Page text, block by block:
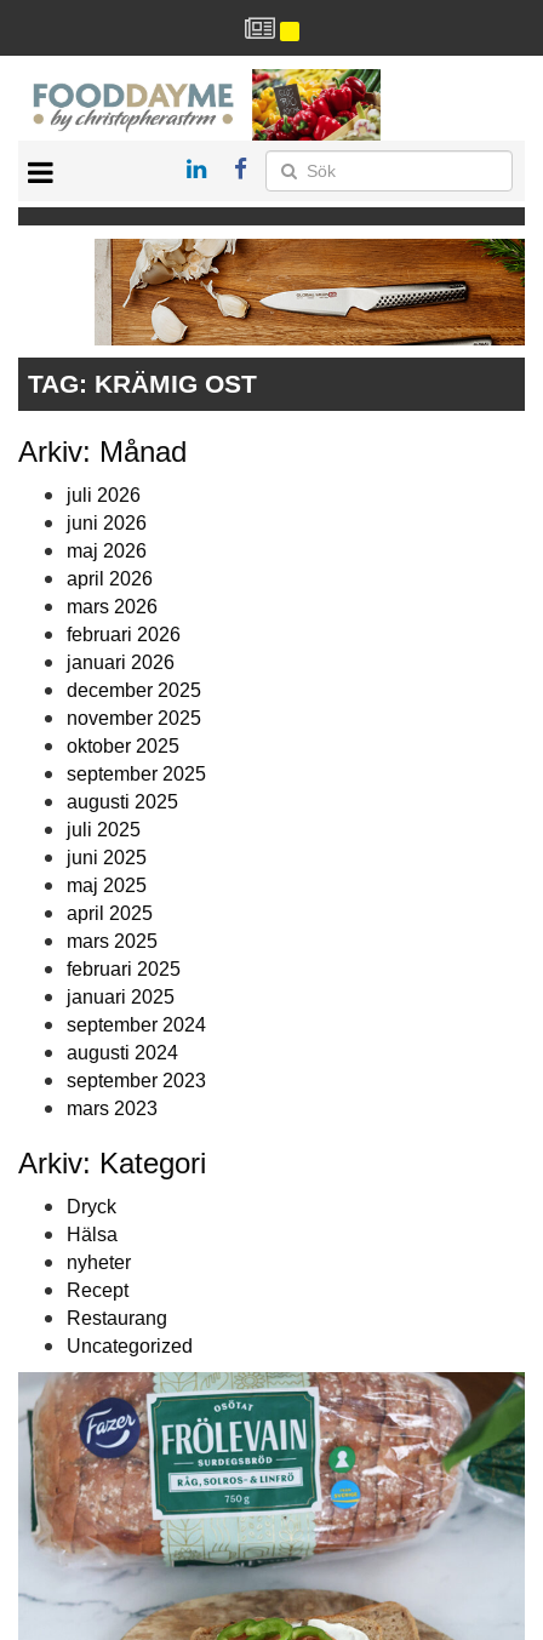
RECEPT
RESTAURANG
TAG: KRÄMIG OST
Arkiv: Månad
juli 2026
juni 2026
maj 2026
april 2026
mars 2026
februari 2026
januari 2026
december 2025
november 2025
oktober 2025
september 2025
augusti 2025
juli 2025
juni 2025
maj 2025
april 2025
mars 2025
februari 2025
januari 2025
september 2024
augusti 2024
september 2023
mars 2023
Arkiv: Kategori
Dryck
Hälsa
nyheter
Recept
Restaurang
Uncategorized